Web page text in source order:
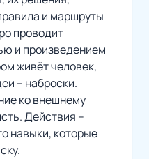
и маршруты
проводит
и произведением
живёт человек,
– наброски.
ко внешнему
Действия –
навыки, которые